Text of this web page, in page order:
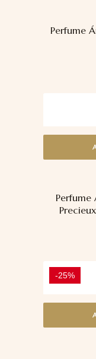
Perfume
Perfume
-25%